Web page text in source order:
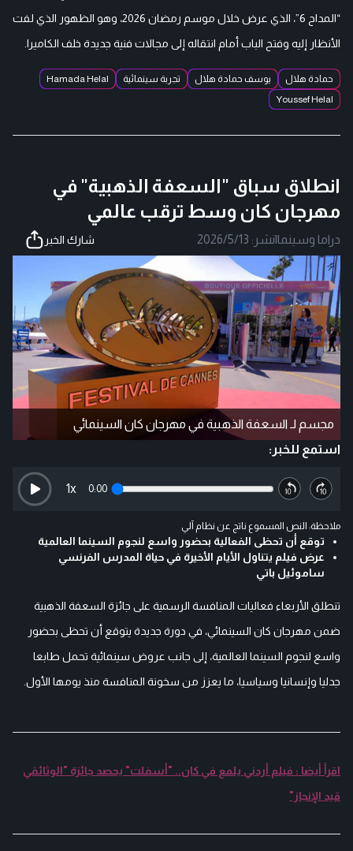
“المداح 6”، الذي عرض خلال موسم رمضان 2026، وهو الظهور الذي لفت
الأنظار إليه وفتح الباب أمام انتقاله إلى مجالات فنية جديدة خلف الكاميرا.
حمادة هلال يوسف حمادة هلال تجربة سينمائية
Hamada Helal
Youssef Helal
انطلاق سباق "السعفة الذهبية" في
مهرجان كان وسط ترقب عالمي
دراما وسينما|نشر: 2026/5/13 شارك الخبر
مجسم لـ السعفة الذهبية في مهرجان كان السينمائي
استمع للخبر:
0:00
1x
ملاحظة: النص المسموع ناتج عن نظام آلي
توقع أن تحظى الفعالية بحضور واسع لنجوم السينما العالمية
عرض فيلم يتناول الأيام الأخيرة في حياة المدرس الفرنسي
ساموئيل باتي
تنطلق الأربعاء فعاليات المنافسة الرسمية على جائزة السعفة الذهبية
ضمن مهرجان كان السينمائي، في دورة جديدة يتوقع أن تحظى بحضور
واسع لنجوم السينما العالمية، إلى جانب عروض سينمائية تحمل طابعا
جدليا وإنسانيا وسياسيا، ما يعزز من سخونة المنافسة منذ يومها الأول.
اقرأ أيضا : فيلم أردني يلمع في كان.. "أسفلت" يحصد جائزة "الوثائقي
قيد الإنجاز"